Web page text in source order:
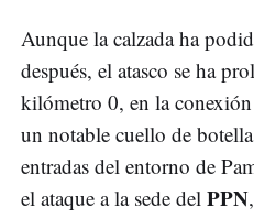
Aunque la calzada ha
después, el atasco se ha
kilómetro 0, en la
un notable cuello de
entradas del entorno de
el ataque a la sede del PPN